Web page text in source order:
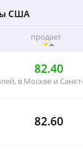
США
продает
82.40
в Москве и
82.60